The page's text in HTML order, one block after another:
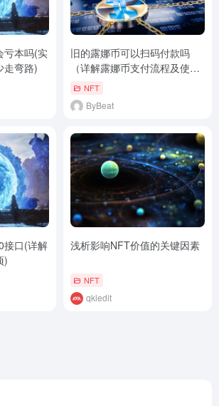
亏本吗(实
走弯路)
旧的露娜币可以扫码付款吗
（详解露娜币支付流程及使用
限制）
NFT
ByBeat
接口(详解
)
浅析影响NFT价值的关键因素
NFT
qkledit